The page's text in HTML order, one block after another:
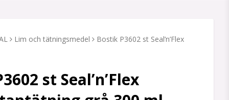
Lim och tätningsmedel Bostik P3602 st Seal’n’Flex
st Seal’n’Flex